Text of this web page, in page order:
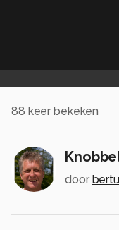
88 keer bekeken
door